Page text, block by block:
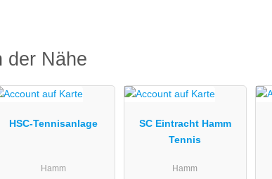
der Nähe
HSC-Tennisanlage
Hamm
SC Eintracht Hamm
Tennis
Hamm